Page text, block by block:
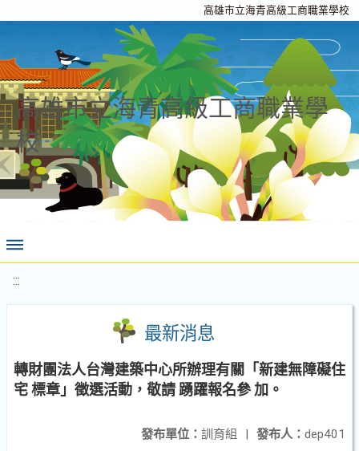
高雄市立海青高級工商職業學校
高雄市立海青高級工商職業學
校
:::
最新消息
轉財團法人台灣建築中心所辦理有關「新建無障礙住
宅 標章」徵選活動，敬請 踴躍報名參 加。
發布人： dep401
發布單位： 訓育組 |